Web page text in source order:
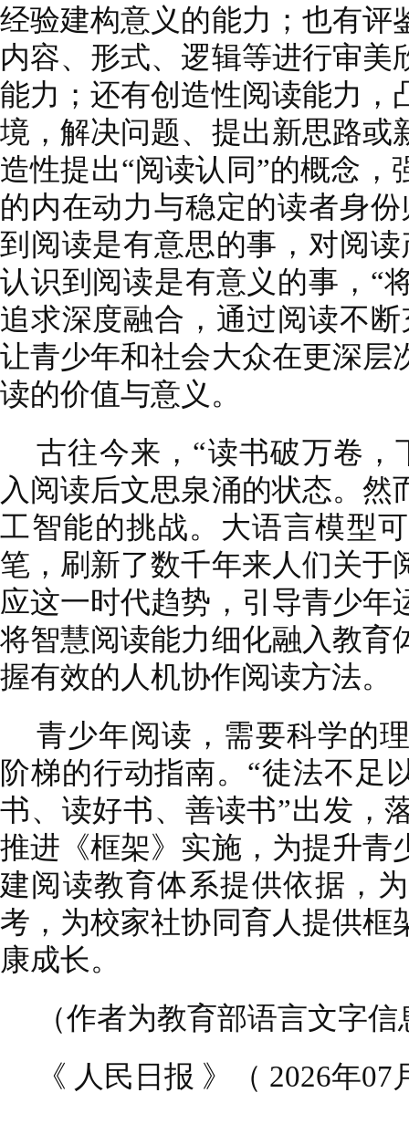
经验建构意义的能力；也有评
内容、形式、逻辑等进行审美
能力；还有创造性阅读能力，
境，解决问题、提出新思路或
造性提出“阅读认同”的概念
的内在动力与稳定的读者身
到阅读是有意思的事，对阅
认识到阅读是有意义的事，“
追求深度融合，通过阅读不
让青少年和社会大众在更深层
读的价值与意义。
古往今来，“读书破万卷
入阅读后文思泉涌的状态。
工智能的挑战。大语言模型
笔，刷新了数千年来人们关于
应这一时代趋势，引导青少年
将智慧阅读能力细化融入教育
握有效的人机协作阅读方法。
青少年阅读，需要科学的
阶梯的行动指南。“徒法不足
书、读好书、善读书”出发，
推进《框架》实施，为提升青
建阅读教育体系提供依据，
考，为校家社协同育人提供框
康成长。
（作者为教育部语言文字
《 人民日报 》（ 2026年07